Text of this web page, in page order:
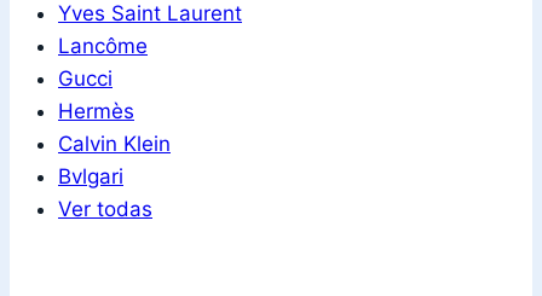
Yves Saint Laurent
Lancôme
Gucci
Hermès
Calvin Klein
Bvlgari
Ver todas